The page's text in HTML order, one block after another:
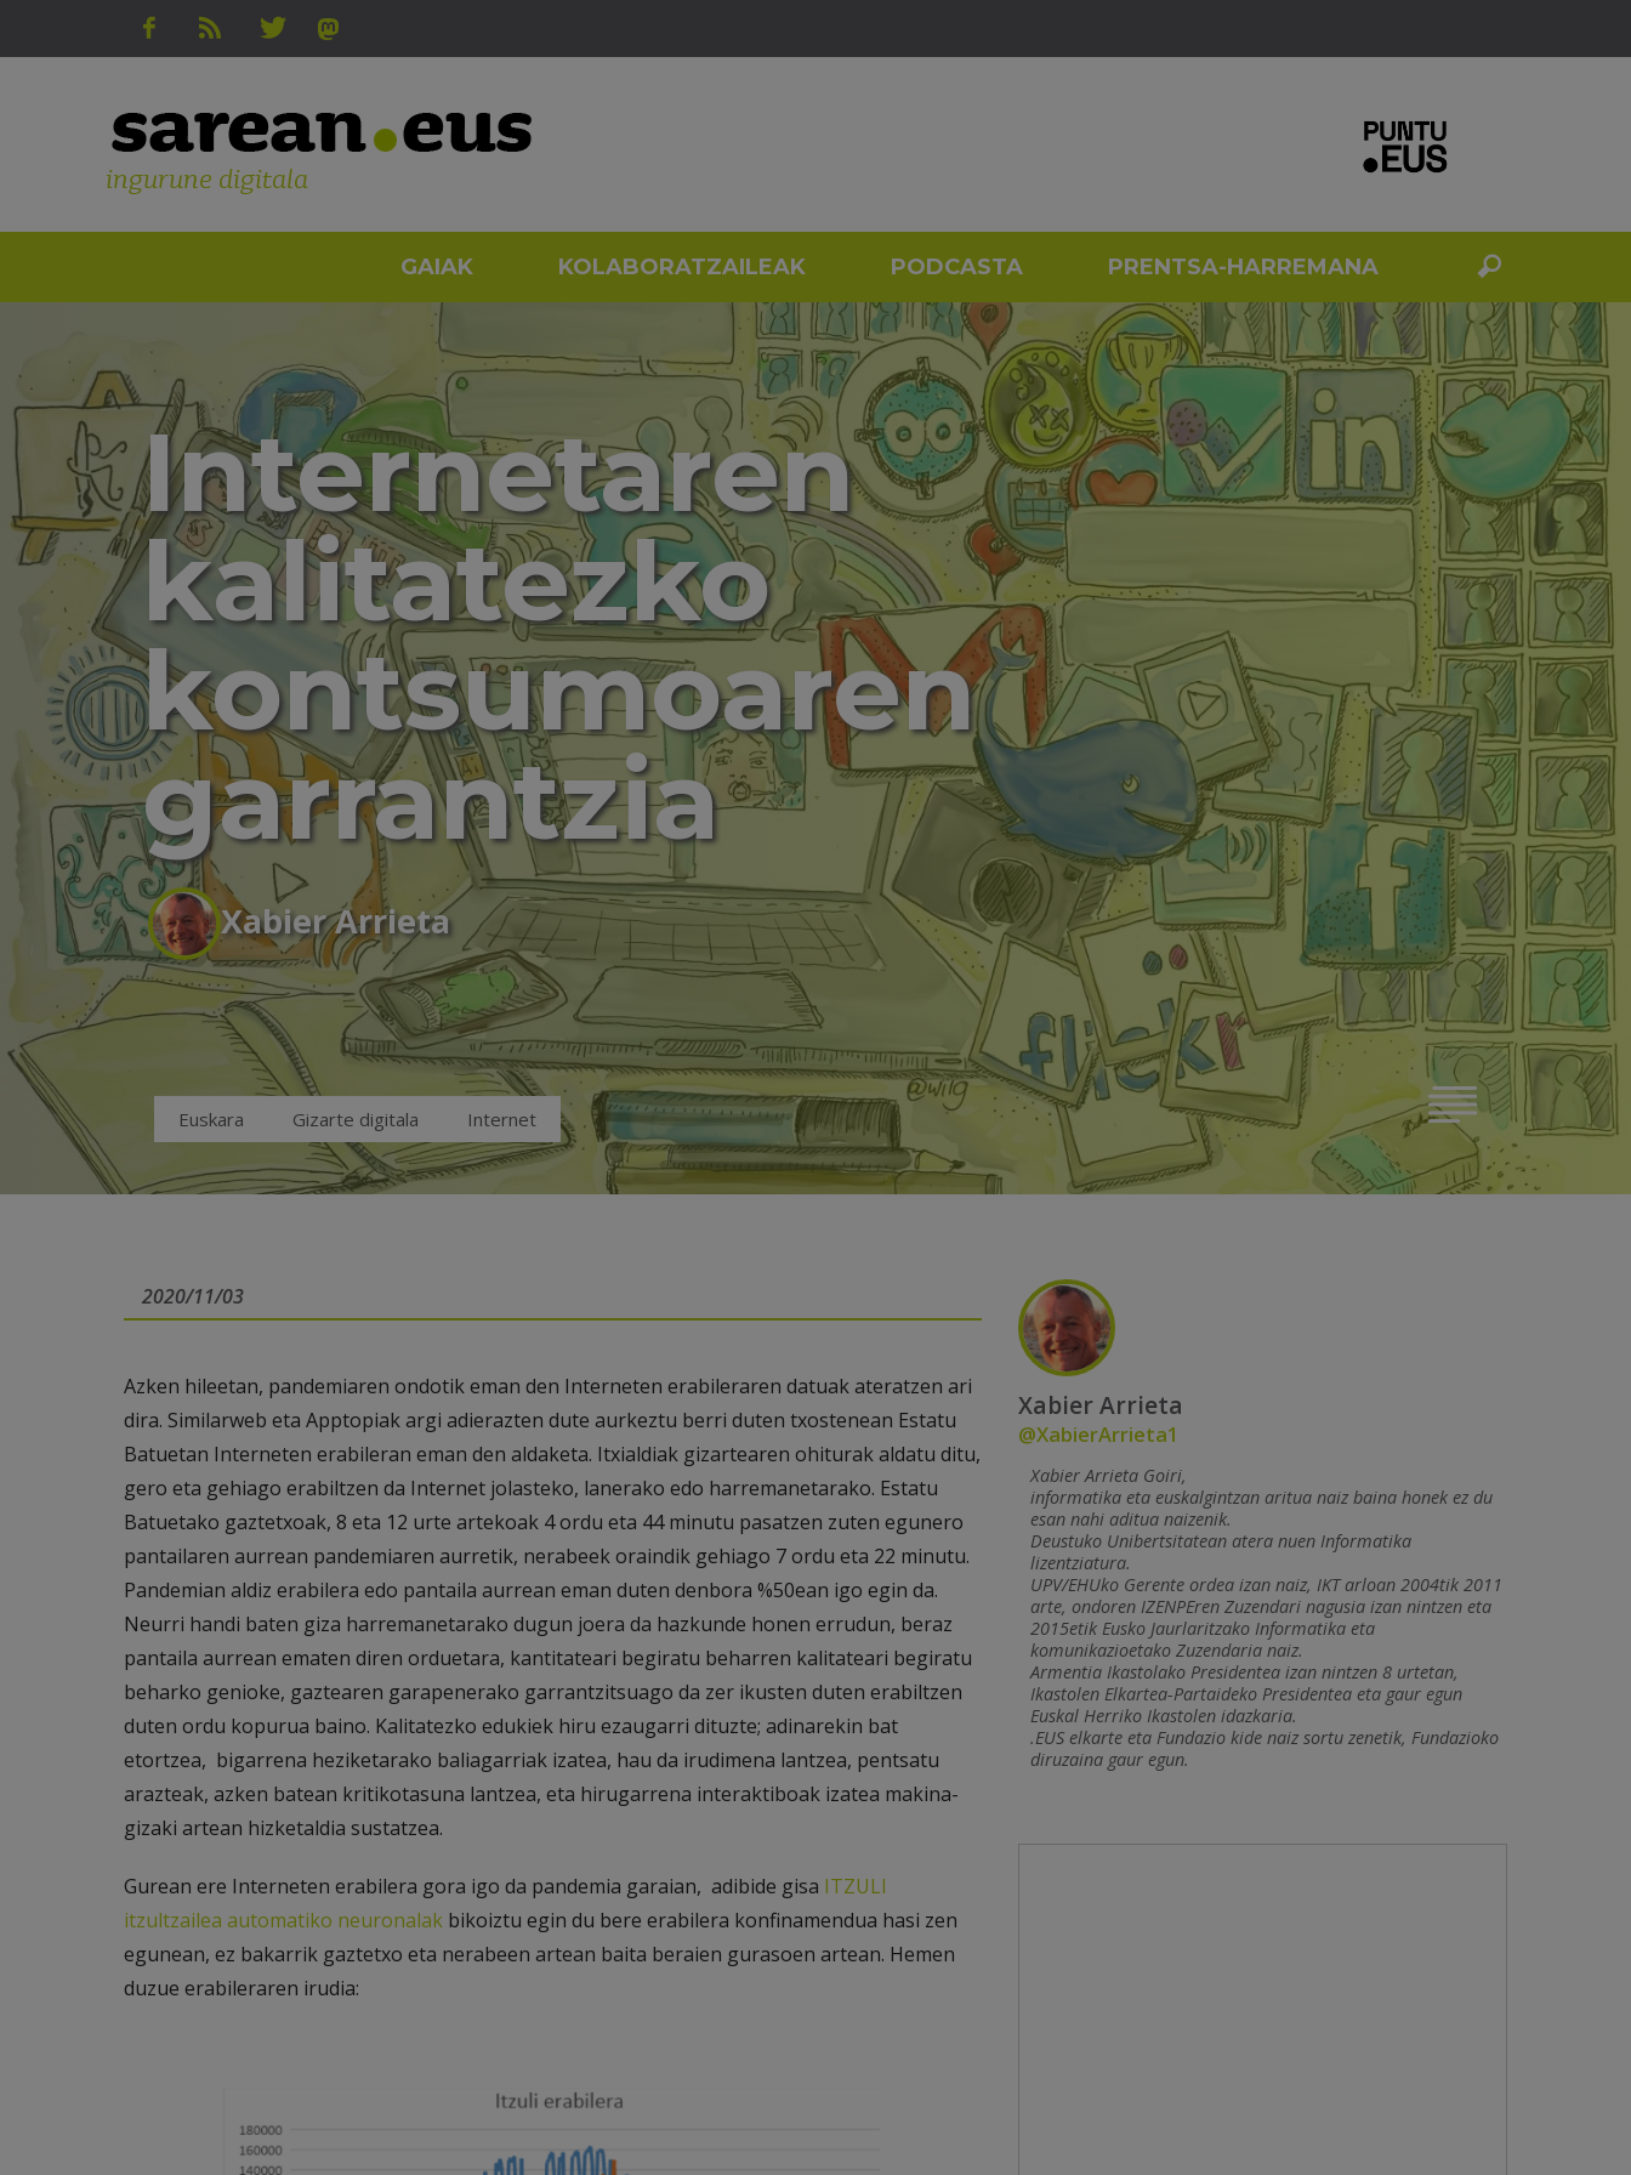
ingurune digitala
GAIAK KOLABORATZAILEAK PODCASTA PRENTSA-HARREMANA
Internetaren
kalitatezko
kontsumoaren
garrantzia
Xabier Arrieta
Euskara Gizarte digitala Internet
2020/11/03
Azken hileetan, pandemiaren ondotik eman den Interneten erabileraren datuak ateratzen ari
dira. Similarweb eta Apptopiak argi adierazten dute aurkeztu berri duten txostenean Estatu
Batuetan Interneten erabileran eman den aldaketa. Itxialdiak gizartearen ohiturak aldatu ditu,
gero eta gehiago erabiltzen da Internet jolasteko, lanerako edo harremanetarako. Estatu
Batuetako gaztetxoak, 8 eta 12 urte artekoak 4 ordu eta 44 minutu pasatzen zuten egunero
pantailaren aurrean pandemiaren aurretik, nerabeek oraindik gehiago 7 ordu eta 22 minutu.
Pandemian aldiz erabilera edo pantaila aurrean eman duten denbora %50ean igo egin da.
Neurri handi baten giza harremanetarako dugun joera da hazkunde honen errudun, beraz
pantaila aurrean ematen diren orduetara, kantitateari begiratu beharren kalitateari begiratu
beharko genioke, gaztearen garapenerako garrantzitsuago da zer ikusten duten erabiltzen
duten ordu kopurua baino. Kalitatezko edukiek hiru ezaugarri dituzte; adinarekin bat
etortzea, bigarrena heziketarako baliagarriak izatea, hau da irudimena lantzea, pentsatu
arazteak, azken batean kritikotasuna lantzea, eta hirugarrena interaktiboak izatea makina-
gizaki artean hizketaldia sustatzea.
Gurean ere Interneten erabilera gora igo da pandemia garaian, adibide gisa ITZULI
itzultzailea automatiko neuronalak bikoiztu egin du bere erabilera konfinamendua hasi zen
egunean, ez bakarrik gaztetxo eta nerabeen artean baita beraien gurasoen artean. Hemen
duzue erabileraren irudia:
Xabier Arrieta
@XabierArrieta1
Xabier Arrieta Goiri,
informatika eta euskalgintzan aritua naiz baina honek ez du
esan nahi aditua naizenik.
Deustuko Unibertsitatean atera nuen Informatika
lizentziatura.
UPV/EHUko Gerente ordea izan naiz, IKT arloan 2004tik 2011
arte, ondoren IZENPEren Zuzendari nagusia izan nintzen eta
2015etik Eusko Jaurlaritzako Informatika eta
komunikazioetako Zuzendaria naiz.
Armentia Ikastolako Presidentea izan nintzen 8 urtetan,
Ikastolen Elkartea-Partaideko Presidentea eta gaur egun
Euskal Herriko Ikastolen idazkaria.
.EUS elkarte eta Fundazio kide naiz sortu zenetik, Fundazioko
diruzaina gaur egun.